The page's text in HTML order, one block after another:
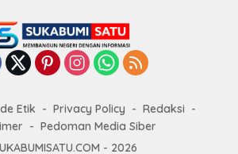
Etik Privacy Policy
Redaksi
Pedoman Media Siber
- 2026